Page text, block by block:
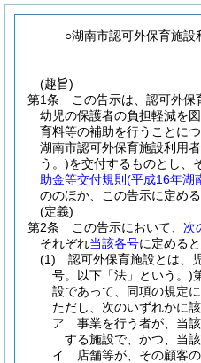
○湖南市認可外保育施設
(趣旨)
第1条
この告示は、認可外
幼児の保護者の負担軽減を
育料等の補助を行うことに
湖南市認可外保育施設利用
う。)を交付するものとし、
助金等交付規則 (平成16年湖
ののほか、この告示に定める
(定義)
第2条
この告示において、 次
それぞれ当該各号に定める
(1)
認可外保育施設とは、
号。以下「法」という。)
設であって、同項の規定
ただし、次のいずれかに
ア
事業を行う者が、当
する施設で、かつ、当
イ
店舗等が、その顧客